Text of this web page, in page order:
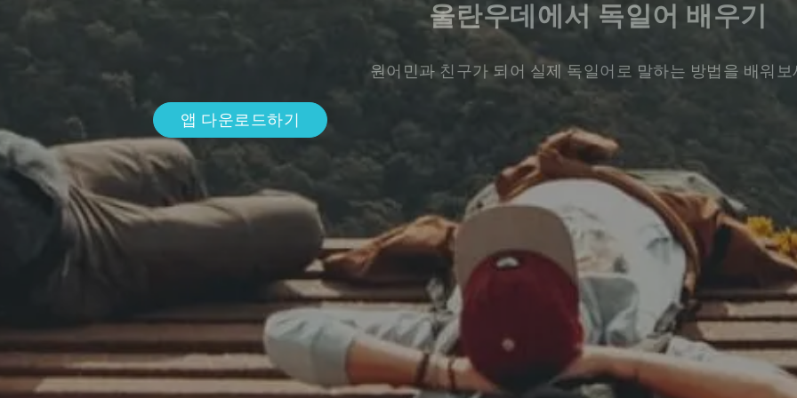
울란우데에서 독일어 배우기
원어민과 친구가 되어 실제 독일어로 말하는 방법을 배워보
앱 다운로드하기